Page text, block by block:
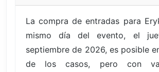
La compra de entradas para
mismo día del evento, el
septiembre de 2026, es posible
de los casos, pero con